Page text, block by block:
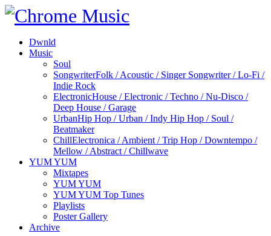
Dwnld
Music
Soul
SongwriterFolk / Acoustic / Singer Songwriter / Lo-Fi /
Indie Rock
ElectronicHouse / Electronic / Techno / Nu-Disco /
Deep House / Garage
UrbanHip Hop / Urban / Indy Hip Hop / Soul /
Beatmaker
ChillElectronica / Ambient / Trip Hop / Downtempo /
Mellow / Abstract / Chillwave
YUM YUM
Mixtapes
YUM YUM
YUM YUM Top Tunes
Playlists
Poster Gallery
Archive